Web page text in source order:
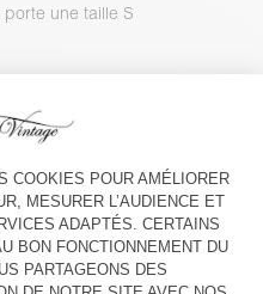
une taille S
12 août et le vendredi 14
EN MAGASIN